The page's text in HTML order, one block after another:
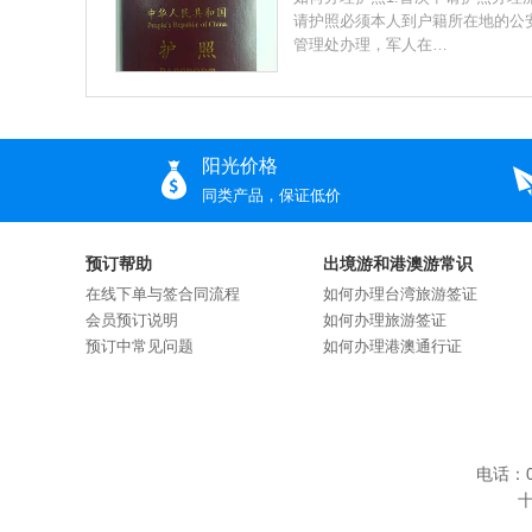
请护照必须本人到户籍所在地的公
管理处办理，军人在…
阳光价格
同类产品，保证低价
预订帮助
在线下单与签合同流程
会员预订说明
预订中常见问题
出境游和港澳游常识
如何办理台湾旅游签证
如何办理旅游签证
如何办理港澳通行证
电话